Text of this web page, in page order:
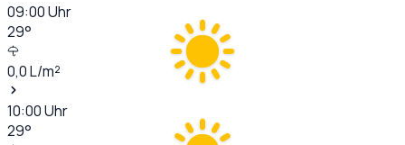
09:00Uhr
29°
0,0L/m²
10:00Uhr
29°